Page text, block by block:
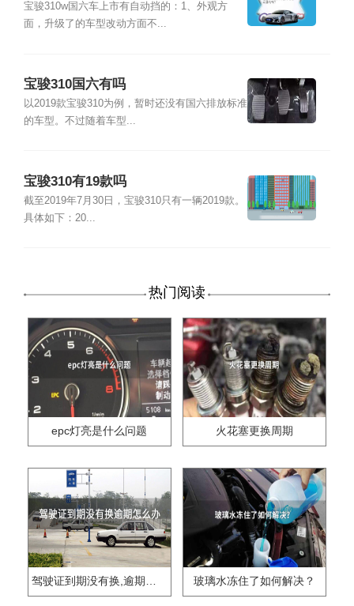
宝骏310w国六车上市有自动挡的：1、外观方
面，升级了的车型改动方面不...
宝骏310国六有吗
以2019款宝骏310为例，暂时还没有国六排放标准
的车型。不过随着车型...
宝骏310有19款吗
截至2019年7月30日，宝骏310只有一辆2019款。
具体如下：20...
热门阅读
epc灯亮是什么问题 火花塞更换周期
驾驶证到期没有换,逾期怎么办?? 玻璃水冻住了如何解决？